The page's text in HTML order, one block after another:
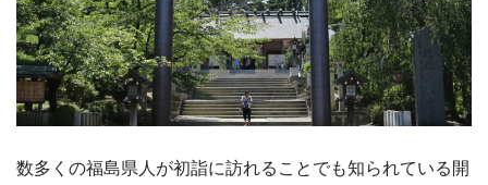
数多くの福島県人が初詣に訪れることでも知られている開